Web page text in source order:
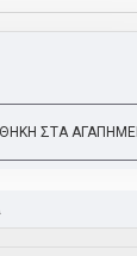
ΣΤΑ